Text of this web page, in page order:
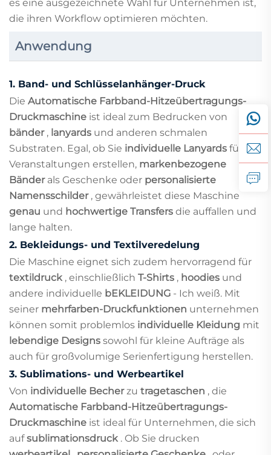
es eine ausgezeichnete Wahl für Unternehmen ist,
die ihren Workflow optimieren möchten.
Anwendung
1. Band- und Schlüsselanhänger-Druck
Die Automatische Farbband-Hitzeübertragungs-
Druckmaschine ist ideal zum Bedrucken von
bänder , lanyards und anderen schmalen
Substraten. Egal, ob Sie individuelle Lanyards für
Veranstaltungen erstellen, markenbezogene
Bänder als Geschenke oder personalisierte
Namensschilder , gewährleistet diese Maschine
genau und hochwertige Transfers die auffallen und
lange halten.
2. Bekleidungs- und Textilveredelung
Die Maschine eignet sich zudem hervorragend für
textildruck , einschließlich T-Shirts , hoodies und
andere individuelle bEKLEIDUNG - Ich weiß. Mit
seiner mehrfarben-Druckfunktionen unternehmen
können somit problemlos individuelle Kleidung mit
lebendige Designs sowohl für kleine Aufträge als
auch für großvolumige Serienfertigung herstellen.
3. Sublimations- und Werbeartikel
Von individuelle Becherzu tragetaschen , die
Automatische Farbband-Hitzeübertragungs-
Druckmaschine ist ideal für Unternehmen, die sich
aufsublimationsdruck . Ob Sie drucken